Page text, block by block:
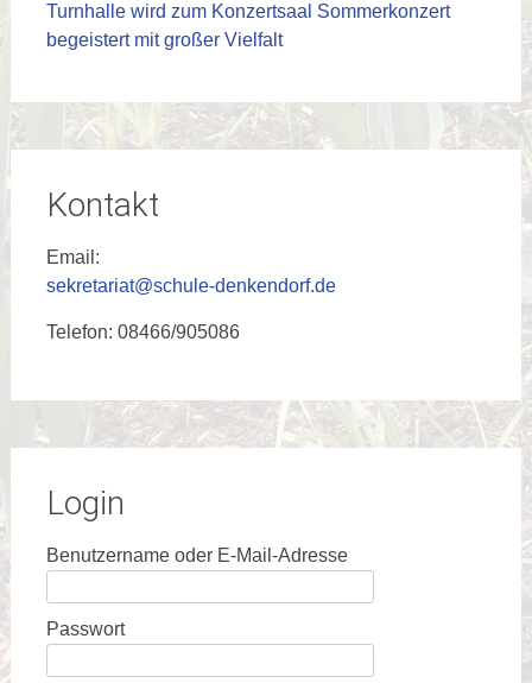
Turnhalle wird zum Konzertsaal Sommerkonzert
begeistert mit großer Vielfalt
Kontakt
Email:
sekretariat@schule-denkendorf.de
Telefon: 08466/905086
Login
Benutzername oder E-Mail-Adresse
Passwort